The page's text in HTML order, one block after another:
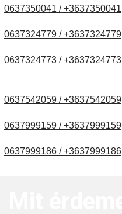
0637350041 / +3637350041
0637324779 / +3637324779
0637324773 / +3637324773
0637542059 / +3637542059
0637999159 / +3637999159
0637999186 / +3637999186